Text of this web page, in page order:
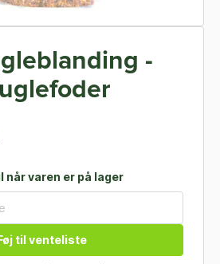
-
når varen er på lager
til venteliste